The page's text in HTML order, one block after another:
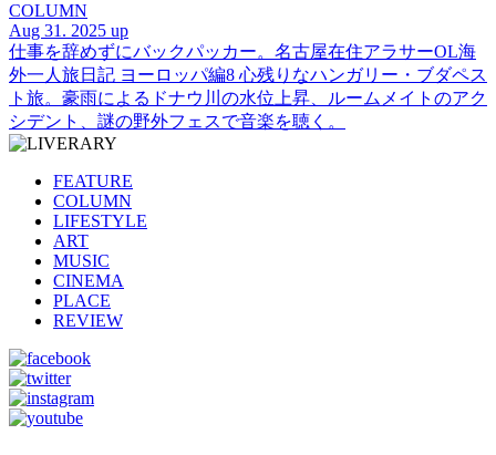
COLUMN
Aug 31. 2025 up
仕事を辞めずにバックパッカー。名古屋在住アラサーOL海
外一人旅日記 ヨーロッパ編8 心残りなハンガリー・ブダペス
ト旅。豪雨によるドナウ川の水位上昇、ルームメイトのアク
シデント、謎の野外フェスで音楽を聴く。
FEATURE
COLUMN
LIFESTYLE
ART
MUSIC
CINEMA
PLACE
REVIEW